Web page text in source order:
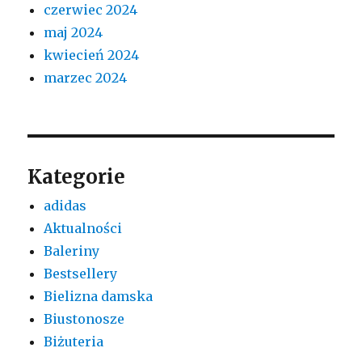
czerwiec 2024
maj 2024
kwiecień 2024
marzec 2024
Kategorie
adidas
Aktualności
Baleriny
Bestsellery
Bielizna damska
Biustonosze
Biżuteria